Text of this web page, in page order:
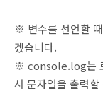
※ 변수를 선언할
겠습니다.
※ console.log는
서 문자열을 출력할